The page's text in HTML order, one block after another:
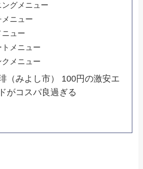
ングメニュー
メニュー
ュー
トメニュー
クメニュー
（みよし市） 100円の激安エ
がコスパ良過ぎる